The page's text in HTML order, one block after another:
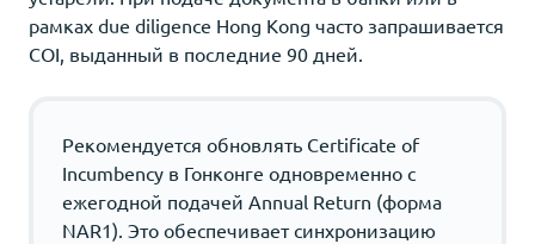
рамках due diligence Hong Kong часто запрашивается
COI, выданный в последние 90 дней.
Рекомендуется обновлять Certificate of
Incumbency в Гонконге одновременно с
ежегодной подачей Annual Return (форма
NAR1). Это обеспечивает синхронизацию